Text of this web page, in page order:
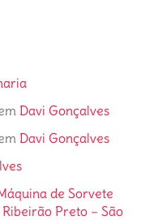
Davi Gonçalves
Davi Gonçalves
de Sorvete
Preto – São